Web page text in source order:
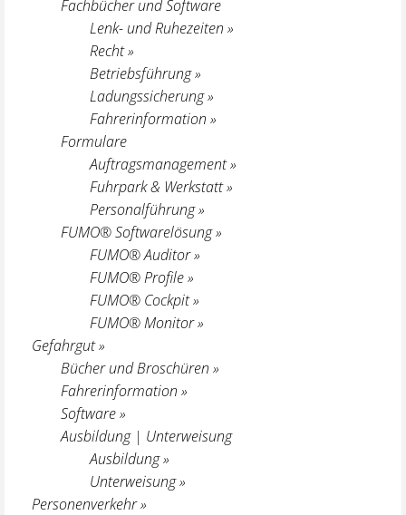
Fachbücher und Software
Lenk- und Ruhezeiten »
Recht »
Betriebsführung »
Ladungssicherung »
Fahrerinformation »
Formulare
Auftragsmanagement »
Fuhrpark & Werkstatt »
Personalführung »
FUMO® Softwarelösung »
FUMO® Auditor »
FUMO® Profile »
FUMO® Cockpit »
FUMO® Monitor »
Gefahrgut »
Bücher und Broschüren »
Fahrerinformation »
Software »
Ausbildung | Unterweisung
Ausbildung »
Unterweisung »
Personenverkehr »